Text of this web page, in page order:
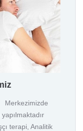
Merkezimizde
terapi, Analitik